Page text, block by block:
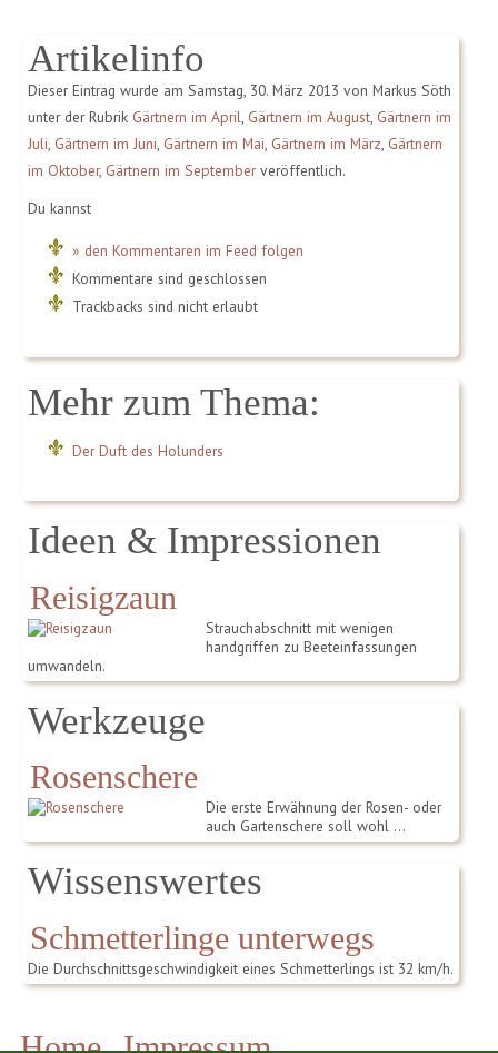
Artikelinfo
Dieser Eintrag wurde am Samstag, 30. März 2013 von Markus Söth
unter der Rubrik Gärtnern im April, Gärtnern im August, Gärtnern im
Juli, Gärtnern im Juni, Gärtnern im Mai, Gärtnern im März, Gärtnern
im Oktober, Gärtnern im Septemberveröffentlich.
Du kannst
» den Kommentaren im Feed folgen
Kommentare sind geschlossen
Trackbacks sind nicht erlaubt
Mehr zum Thema:
Der Duft des Holunders
Ideen & Impressionen
Reisigzaun
Strauchabschnitt mit wenigen
handgriffen zu Beeteinfassungen
umwandeln.
Werkzeuge
Rosenschere
Die erste Erwähnung der Rosen- oder
auch Gartenschere soll wohl …
Wissenswertes
Schmetterlinge unterwegs
Die Durchschnittsgeschwindigkeit eines Schmetterlings ist 32 km/h.